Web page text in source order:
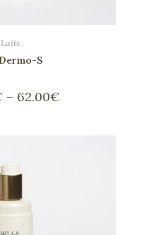
Laits
S
– 62.00€